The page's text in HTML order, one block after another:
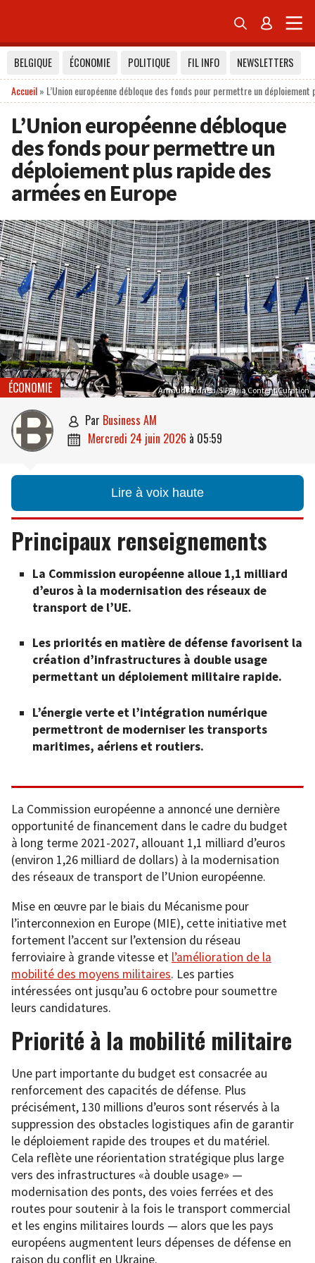
 
BELGIQUE ÉCONOMIE POLITIQUE FIL INFO
NEWSLETTERS
Accueil» L’Union européenne débloque des fonds pour permettre un
L’Union européenne débloque
des fonds pour permettre un
déploiement plus rapide des
armées en Europe
Arnaud Andrieu/SIPA via Content Curation
ÉCONOMIE
 par Business AM
 mercredi 24 juin 2026 à 05:59
Lire à voix haute
Principaux renseignements
La Commission européenne alloue 1,1 milliard
d’euros à la modernisation des réseaux de
transport de l’UE.
Les priorités en matière de défense favorisent la
création d’infrastructures à double usage
permettant un déploiement militaire rapide.
L’énergie verte et l’intégration numérique
permettront de moderniser les transports
maritimes, aériens et routiers.
La Commission européenne a annoncé une dernière
opportunité de financement dans le cadre du budget
à long terme 2021-2027, allouant 1,1 milliard d’euros
(environ 1,26 milliard de dollars) à la modernisation
des réseaux de transport de l’Union européenne.
Mise en œuvre par le biais du Mécanisme pour
l’interconnexion en Europe (MIE), cette initiative met
fortement l’accent sur l’extension du réseau
ferroviaire à grande vitesse et l’amélioration de la
mobilité des moyens militaires. Les parties
intéressées ont jusqu’au 6 octobre pour soumettre
leurs candidatures.
Priorité à la mobilité militaire
Une part importante du budget est consacrée au
renforcement des capacités de défense. Plus
précisément, 130 millions d’euros sont réservés à la
suppression des obstacles logistiques afin de garantir
le déploiement rapide des troupes et du matériel.
Cela reflète une réorientation stratégique plus large
vers des infrastructures «à double usage» —
modernisation des ponts, des voies ferrées et des
routes pour soutenir à la fois le transport commercial
et les engins militaires lourds — alors que les pays
européens augmentent leurs dépenses de défense en
raison du conflit en Ukraine.